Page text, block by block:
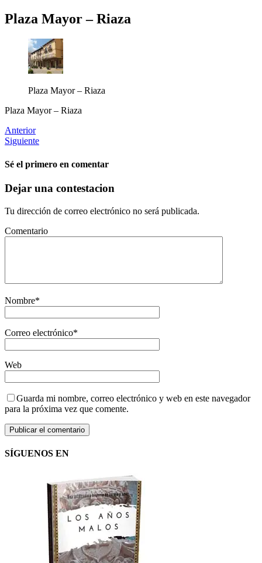
Plaza Mayor – Riaza
Plaza Mayor – Riaza
Plaza Mayor – Riaza
Anterior
Siguiente
Sé el primero en comentar
Dejar una contestacion
Tu dirección de correo electrónico no será publicada.
Comentario
Nombre*
Correo electrónico*
Web
Guarda mi nombre, correo electrónico y web en este navegador
para la próxima vez que comente.
SÍGUENOS EN